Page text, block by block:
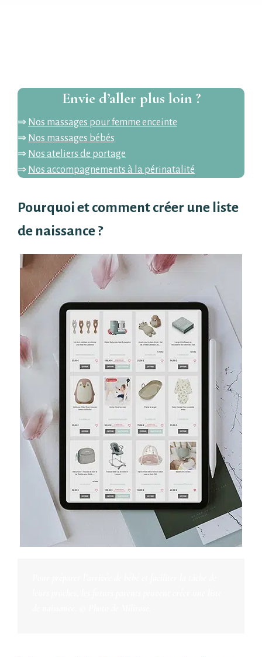
Envie d’aller plus loin ?
⇒ Nos massages pour femme enceinte
⇒ Nos massages bébés
⇒ Nos ateliers de portage
⇒ Nos accompagnements à la périnatalité
Pourquoi et comment créer une liste
de naissance ?